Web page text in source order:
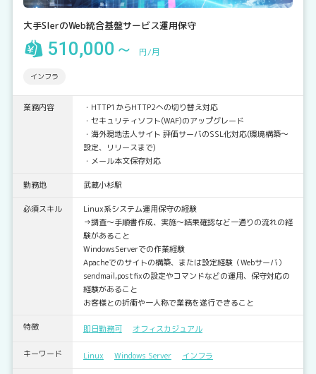
大手SIerのWeb統合基盤サービス運用保守
510,000～ 円/月
インフラ
業務内容
・HTTP1からHTTP2への切り替え対応
・セキュリティソフト(WAF)のアップグレード
・海外現地法人サイト 評価サーバのSSL化対応(環境構築～
設定、リリースまで)
・メール本文保存対応
勤務地 武蔵小杉駅
必須スキル
Linux系システム運用保守の経験
→調査～手順書作成、実施～結果確認など一通りの流れの経
験があること
WindowsServerでの作業経験
Apacheでのサイトの構築、または設定経験（Webサーバ）
sendmail,postfixの設定やコマンドなどの運用、保守対応の
経験があること
お客様との折衝や一人称で業務を遂行できること
特徴 即日勤務可 オフィスカジュアル
キーワード Linux Windows Server インフラ